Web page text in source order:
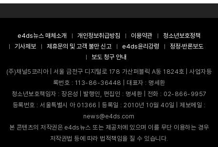
e4ds뉴스 매체소개 개인정보취급방침 이용약관
청소년보호정책
기사제보
제휴문의 및 고객 불만 신고 e4ds윤리강령
정정·반론보도
보도 청구 안내
(주)채널5코리아 | 서울 금천구 디지털로 178 가산퍼블릭 A동 1824호 | 사업자등
록번호 : 113-86-36448 | 대표자 : 명세환
청소년보호책임자 : 장은성 | 발행인, 편집인 : 명세환 | 전화 : 02-866-9957
등록번호 : 서울특별시 아 01366 | 등록일 : 2010년 10월 40일 | 제보메일 :
news@e4ds.com
본 콘텐츠의 저작권은 e4ds뉴스 또는 제공처에 있으며 이를 무단 이용하는 경우
저작권법 등에 따라 법적책임을 질 수 있습니다.